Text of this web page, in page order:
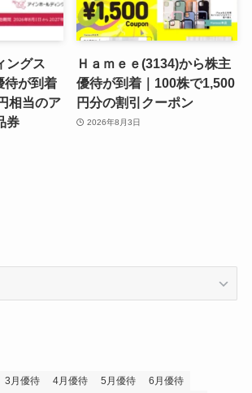
ングス
待が到着
相当のア
券
Ｈａｍｅｅ(3134)から株主
優待が到着｜100株で1,500
円分の割引クーポン
2026年8月3日
3月優待 4月優待 5月優待
6月優待